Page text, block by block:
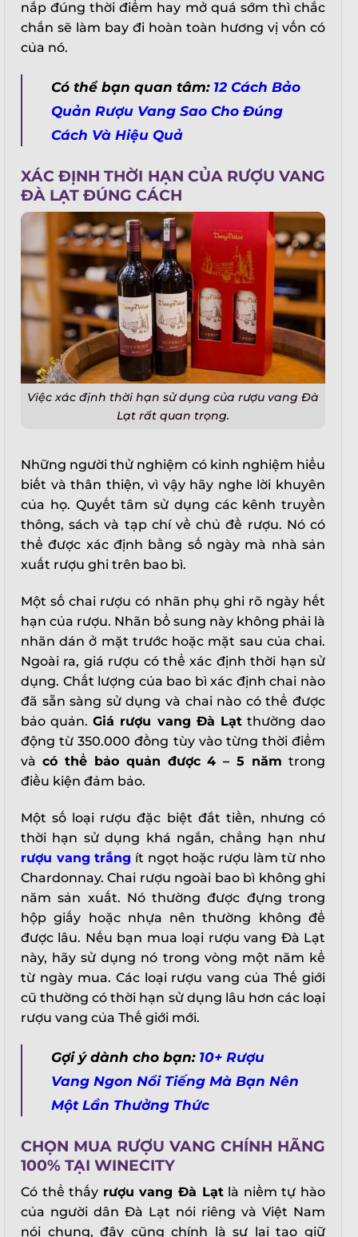
nắp đúng thời điểm hay mở quá sớm thì chắc
chắn sẽ làm bay đi hoàn toàn hương vị vốn có
của nó.
Có thể bạn quan tâm: 12 Cách Bảo
Quản Rượu Vang Sao Cho Đúng
Cách Và Hiệu Quả
XÁC ĐỊNH THỜI HẠN CỦA RƯỢU VANG
ĐÀ LẠT ĐÚNG CÁCH
Việc xác định thời hạn sử dụng của rượu vang Đà
Lạt rất quan trọng.
Những người thử nghiệm có kinh nghiệm hiểu
biết và thân thiện, vì vậy hãy nghe lời khuyên
của họ. Quyết tâm sử dụng các kênh truyền
thông, sách và tạp chí về chủ đề rượu. Nó có
thể được xác định bằng số ngày mà nhà sản
xuất rượu ghi trên bao bì.
Một số chai rượu có nhãn phụ ghi rõ ngày hết
hạn của rượu. Nhãn bổ sung này không phải là
nhãn dán ở mặt trước hoặc mặt sau của chai.
Ngoài ra, giá rượu có thể xác định thời hạn sử
dụng. Chất lượng của bao bì xác định chai nào
đã sẵn sàng sử dụng và chai nào có thể được
bảo quản.Giá rượu vang Đà Lạtthường dao
động từ 350.000 đồng tùy vào từng thời điểm
và có thể bảo quản được 4 – 5 năm trong
điều kiện đảm bảo.
Một số loại rượu đặc biệt đắt tiền, nhưng có
thời hạn sử dụng khá ngắn, chẳng hạn như
rượu vang trắng ít ngọt hoặc rượu làm từ nho
Chardonnay. Chai rượu ngoài bao bì không ghi
năm sản xuất. Nó thường được đựng trong
hộp giấy hoặc nhựa nên thường không để
được lâu. Nếu bạn mua loại rượu vang Đà Lạt
này, hãy sử dụng nó trong vòng một năm kể
từ ngày mua. Các loại rượu vang của Thế giới
cũ thường có thời hạn sử dụng lâu hơn các loại
rượu vang của Thế giới mới.
Gợi ý dành cho bạn: 10+ Rượu
Vang Ngon Nổi Tiếng Mà Bạn Nên
Một Lần Thưởng Thức
CHỌN MUA RƯỢU VANG CHÍNH HÃNG
100% TẠI WINECITY
Có thể thấy rượu vang Đà Lạtlà niềm tự hào
của người dân Đà Lạt nói riêng và Việt Nam
nói chung, đây cũng chính là sự lai tạo giữ
X